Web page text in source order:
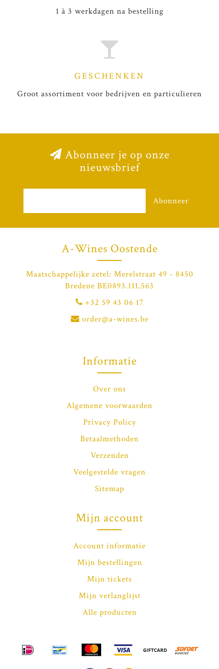
1 à 3 werkdagen na bestelling
GESCHENKEN
Groot assortiment voor bedrijven en particulieren
Abonneer je op onze
nieuwsbrief
Abonneer
A-Wines Oostende
Maatschappelijke zetel: Merelstraat 49 - 8450
Bredene BE0893.111.563
+32 59 43 06 17
order@a-wines.be
Informatie
Over ons
Algemene voorwaarden
Privacy Policy
Betaalmethoden
Verzenden
Veelgestelde vragen
Sitemap
Mijn account
Account informatie
Mijn bestellingen
Mijn tickets
Mijn verlanglijst
Alle producten